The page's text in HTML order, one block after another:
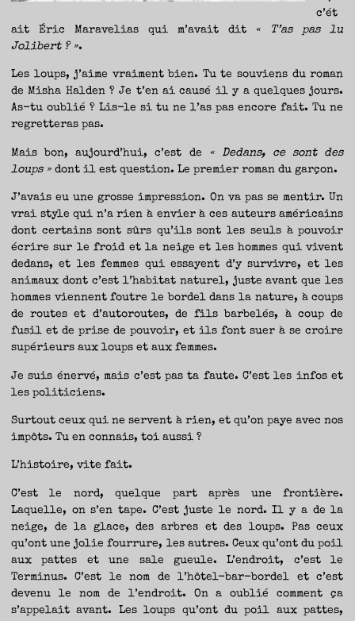
c’ét
ait Éric Maravelias qui m’avait dit « T’as pas lu
Jolibert ? ».
Les loups, j’aime vraiment bien. Tu te souviens du roman
de Misha Halden ? Je t’en ai causé il y a quelques jours.
As-tu oublié ? Lis-le si tu ne l’as pas encore fait. Tu ne
regretteras pas.
Mais bon, aujourd’hui, c’est de « Dedans, ce sont des
loups » dont il est question. Le premier roman du garçon.
J’avais eu une grosse impression. On va pas se mentir. Un
vrai style qui n’a rien à envier à ces auteurs américains
dont certains sont sûrs qu’ils sont les seuls à pouvoir
écrire sur le froid et la neige et les hommes qui vivent
dedans, et les femmes qui essayent d’y survivre, et les
animaux dont c’est l’habitat naturel, juste avant que les
hommes viennent foutre le bordel dans la nature, à coups
de routes et d’autoroutes, de fils barbelés, à coup de
fusil et de prise de pouvoir, et ils font suer à se croire
supérieurs aux loups et aux femmes.
Je suis énervé, mais c’est pas ta faute. C’est les infos et
les politiciens.
Surtout ceux qui ne servent à rien, et qu’on paye avec nos
impôts. Tu en connais, toi aussi ?
L’histoire, vite fait.
C’est le nord, quelque part après une frontière.
Laquelle, on s’en tape. C’est juste le nord. Il y a de la
neige, de la glace, des arbres et des loups. Pas ceux
qu’ont une jolie fourrure, les autres. Ceux qu’ont du poil
aux pattes et une sale gueule. L’endroit, c’est le
Terminus. C’est le nom de l’hôtel-bar-bordel et c’est
devenu le nom de l’endroit. On a oublié comment ça
s’appelait avant. Les loups qu’ont du poil aux pattes,